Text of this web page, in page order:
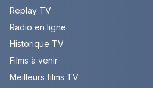
Replay TV
Radio en ligne
Historique TV
Films à venir
Meilleurs films TV